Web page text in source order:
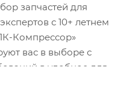
запчастей для
с 10+ летнем
Компрессор»
вас в выборе с
в удобное для